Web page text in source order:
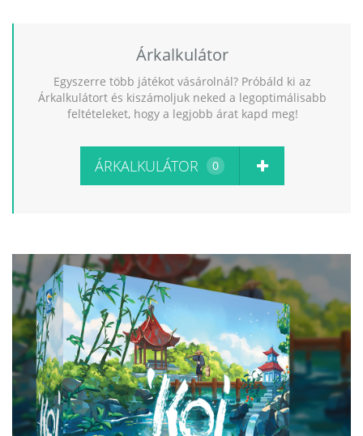
Árkalkulátor
Egyszerre több játékot vásárolnál? Próbáld ki az
Árkalkulátort és kiszámoljuk neked a legoptimálisabb
feltételeket, hogy a legjobb árat kapd meg!
ÁRKALKULÁTOR 0